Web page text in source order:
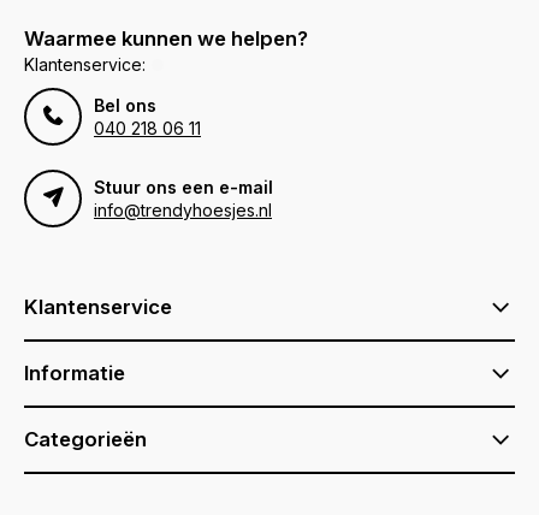
Waarmee kunnen we helpen?
Klantenservice:
Bel ons
040 218 06 11
Stuur ons een e-mail
info@trendyhoesjes.nl
Klantenservice
Informatie
Categorieën